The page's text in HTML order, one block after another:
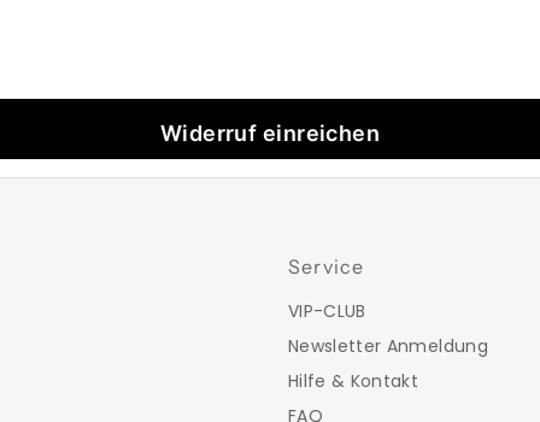
Widerruf einreichen
Service
VIP-CLUB
Newsletter Anmeldung
Hilfe & Kontakt
FAQ